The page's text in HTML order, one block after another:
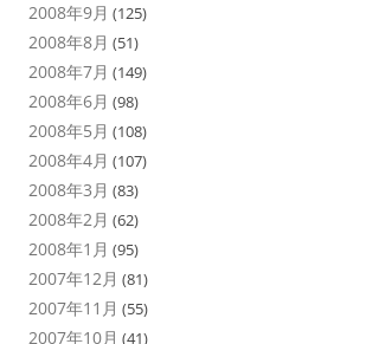
2008年9月 (125)
2008年8月 (51)
2008年7月 (149)
2008年6月 (98)
2008年5月 (108)
2008年4月 (107)
2008年3月 (83)
2008年2月 (62)
2008年1月 (95)
2007年12月 (81)
2007年11月 (55)
2007年10月 (41)